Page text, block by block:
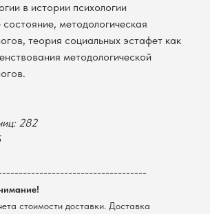
в истории психологии
методологическая
теория социальных эстафет как
методологической
282
стоимости доставки. Доставка
Контакты